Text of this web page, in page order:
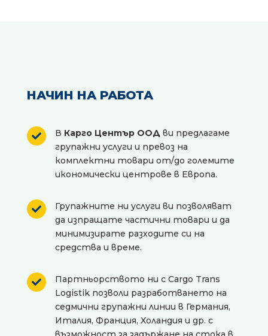
НАЧИН НА РАБОТА
 В Карго Център ООДви предлагаме
групажни услуги и превоз на
комплектни товари от/до големите
икономически центрове в Европа.

Групажните ни услуги ви позволяват
да изпращате частични товари и да
минимизирате разходите си на
средства и време.

Партньорството ни с Cargo Trans
Logistik позволи разработването на
седмични групажни линии в Германия,
Италия, Франция, Холандия и др. с